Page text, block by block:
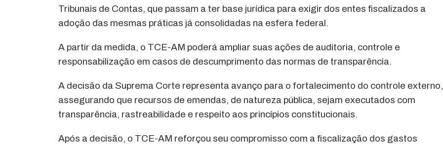
Tribunais de Contas, que passam a ter base jurídica para exigir dos entes fiscalizados a
adoção das mesmas práticas já consolidadas na esfera federal.
A partir da medida, o TCE-AM poderá ampliar suas ações de auditoria, controle e
responsabilização em casos de descumprimento das normas de transparência.
A decisão da Suprema Corte representa avanço para o fortalecimento do controle externo,
assegurando que recursos de emendas, de natureza pública, sejam executados com
transparência, rastreabilidade e respeito aos princípios constitucionais.
Após a decisão, o TCE-AM reforçou seu compromisso com a fiscalização dos gastos